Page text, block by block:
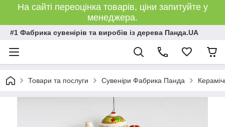
На сайті переоцінка товарів, ціни запитуйте у
менеджера.
#1 Фабрика сувенірів та виробів із дерева Панда.UA
Товари та послуги Сувеніри Фабрика Панда